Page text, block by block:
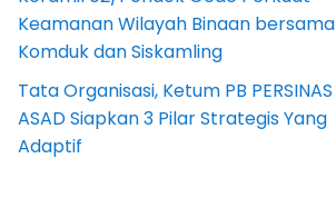
Keamanan Wilayah Binaan bersama
Komduk dan Siskamling
Tata Organisasi, Ketum PB PERSINAS
ASAD Siapkan 3 Pilar Strategis Yang
Adaptif